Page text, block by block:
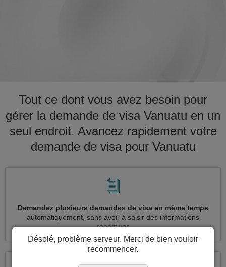
Tout ce dont vous avez besoin pour
gérer la demande de visa Vanuatu en un
seul endroit. Avancez rapidement votre
demande de visa pour Vanuatu
Demandez plusieurs demandes de visa en même temps
automatiquement, sans avoir à saisir des informations
répétitives
Désolé, problème serveur. Merci de bien vouloir
recommencer.